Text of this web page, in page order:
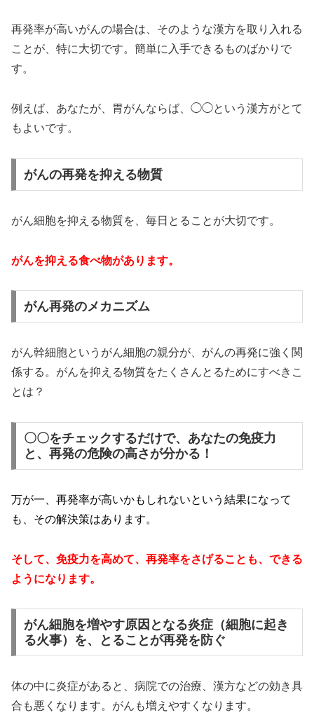
再発率が高いがんの場合は、そのような漢方を取り入れる
ことが、特に大切です。簡単に入手できるものばかりで
す。
例えば、あなたが、胃がんならば、◯◯という漢方がとて
もよいです。
がんの再発を抑える物質
がん細胞を抑える物質を、毎日とることが大切です。
がんを抑える食べ物があります。
がん再発のメカニズム
がん幹細胞というがん細胞の親分が、がんの再発に強く関
係する。がんを抑える物質をたくさんとるためにすべきこ
とは？
〇〇をチェックするだけで、あなたの免疫力
と、再発の危険の高さが分かる！
万が一、再発率が高いかもしれないという結果になって
も、その解決策はあります。
そして、免疫力を高めて、再発率をさげることも、できる
ようになります。
がん細胞を増やす原因となる炎症（細胞に起き
る火事）を、とることが再発を防ぐ
体の中に炎症があると、病院での治療、漢方などの効き具
合も悪くなります。がんも増えやすくなります。